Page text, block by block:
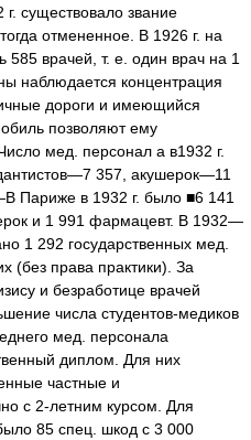
существовало звание
отмененное. В 1926 г. на
585 врачей, т. е. один врач на 1
наблюдается концентрация
дороги и имеющийся
позволяют ему
мед. персонал а в1932 г.
357, акушерок—11
Париже в 1932 г. было ■6 141
и 1 991 фармацевт. В 1932—
1 292 государственных мед.
(без права практики). За
и безработице врачей
числа студентов-медиков
мед. персонала
диплом. Для них
частные и
с 2-летним курсом. Для
85 спец. шкод с 3 000